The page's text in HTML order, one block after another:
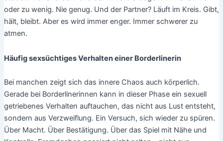
oder zu wenig. Nie genug. Und der Partner? Läuft im Kreis. Gibt,
hält, bleibt. Aber es wird immer enger. Immer schwerer zu
atmen.
Häufig sexsüchtiges Verhalten einer Borderlinerin
Bei manchen zeigt sich das innere Chaos auch körperlich.
Gerade bei Borderlinerinnen kann in dieser Phase ein sexuell
getriebenes Verhalten auftauchen, das nicht aus Lust entsteht,
sondern aus Verzweiflung. Ein Versuch, sich wieder zu spüren.
Über Macht. Über Bestätigung. Über das Spiel mit Nähe und